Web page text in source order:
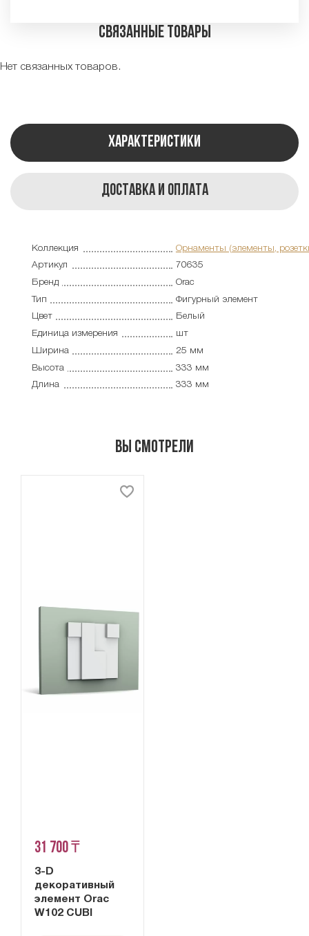
Связанные товары
Нет связанных товаров.
Характеристики
Доставка и оплата
Коллекция
Орнаменты (элементы,
Артикул
70635
Бренд
Orac
Тип
Фигурный элемент
Цвет
Белый
Единица измерения
шт
Ширина
25 мм
Высота
333 мм
Длина
333 мм
Вы смотрели
31 700 ₸
3-D
декоративный
элемент Orac
W102 CUBI